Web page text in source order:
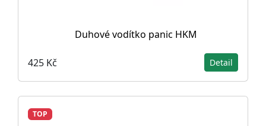
Duhové vodítko panic HKM
425 Kč Detail
TOP